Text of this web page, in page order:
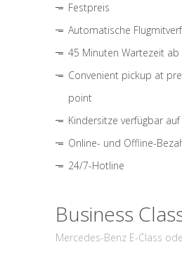
Festpreis
Automatische
45 Minuten Wartezeit ab
Convenient pickup at
point
Kindersitze verfügbar auf
Online- und Offline-
24/7-Hotline
Business
Mercedes-Benz E-Class